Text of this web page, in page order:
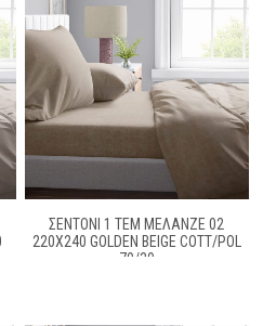
ΣΕΝΤΟΝΙ 1 ΤΕΜ ΜΕΛΑΝΖΈ 02
220X240 GOLDEN BEIGE COTT/POL
70/30